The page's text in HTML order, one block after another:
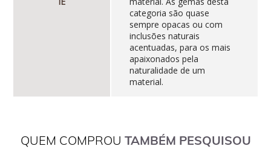
categoria são quase
sempre opacas ou com
inclusões naturais
acentuadas, para os mais
apaixonados pela
naturalidade de um
material.
QUEM COMPROU TAMBÉM PESQUISOU